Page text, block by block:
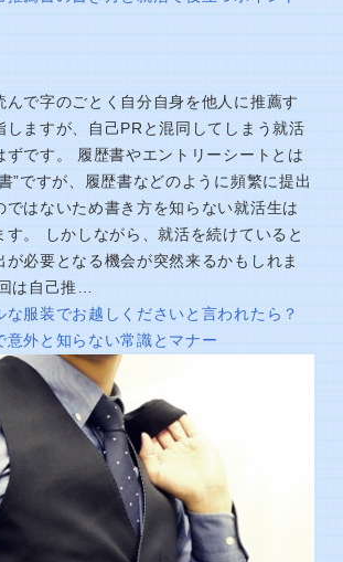
んで字のごとく自分自身を他人に推薦す
しますが、自己PRと混同してしまう就活
ずです。 履歴書やエントリーシートとは
”ですが、履歴書などのように頻繁に提出
ではないため書き方を知らない就活生は
す。 しかしながら、就活を続けていると
が必要となる機会が突然来るかもしれま
は自己推…
な服装でお越しくださいと言われたら？
意外と知らない常識とマナー